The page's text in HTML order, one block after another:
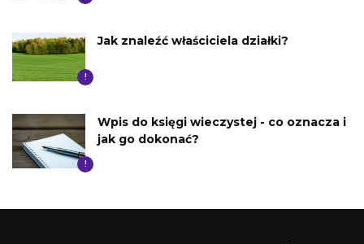
!
Jak znaleźć właściciela działki?
!
Wpis do księgi wieczystej - co oznacza i
jak go dokonać?